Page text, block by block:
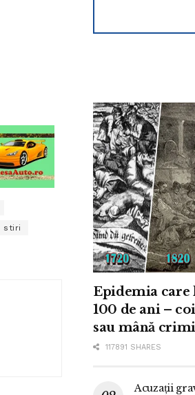
stiri
Epidemia care
100 de ani –
sau mână
117891 SHARES
Acuzații